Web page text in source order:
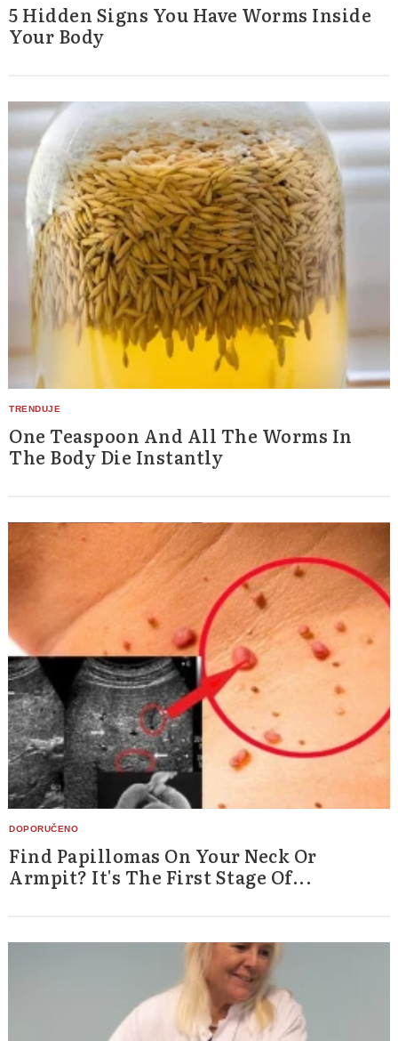
5 Hidden Signs You Have Worms Inside
Your Body
One Teaspoon And All The Worms In
The Body Die Instantly
Find Papillomas On Your Neck Or
Armpit? It's The First Stage Of...